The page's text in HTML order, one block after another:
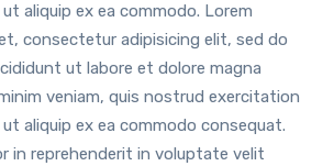
aliquip ex ea commodo. Lorem
consectetur adipisicing elit, sed do
ut labore et dolore magna
veniam, quis nostrud exercitation
aliquip ex ea commodo consequat.
in reprehenderit in voluptate velit